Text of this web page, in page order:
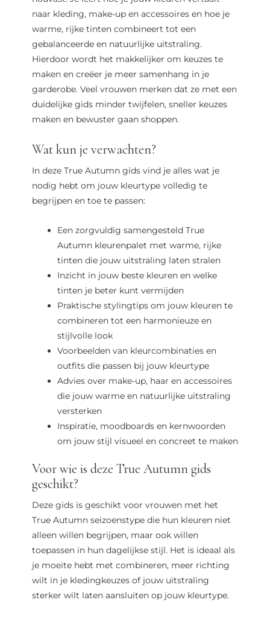
naar kleding, make-up en accessoires en hoe je
warme, rijke tinten combineert tot een
gebalanceerde en natuurlijke uitstraling.
Hierdoor wordt het makkelijker om keuzes te
maken en creëer je meer samenhang in je
garderobe. Veel vrouwen merken dat ze met een
duidelijke gids minder twijfelen, sneller keuzes
maken en bewuster gaan shoppen.
Wat kun je verwachten?
In deze True Autumn gids vind je alles wat je
nodig hebt om jouw kleurtype volledig te
begrijpen en toe te passen:
Een zorgvuldig samengesteld True
Autumn kleurenpalet met warme, rijke
tinten die jouw uitstraling laten stralen
Inzicht in jouw beste kleuren en welke
tinten je beter kunt vermijden
Praktische stylingtips om jouw kleuren te
combineren tot een harmonieuze en
stijlvolle look
Voorbeelden van kleurcombinaties en
outfits die passen bij jouw kleurtype
Advies over make-up, haar en accessoires
die jouw warme en natuurlijke uitstraling
versterken
Inspiratie, moodboards en kernwoorden
om jouw stijl visueel en concreet te maken
Voor wie is deze True Autumn gids
geschikt?
Deze gids is geschikt voor vrouwen met het
True Autumn seizoenstype die hun kleuren niet
alleen willen begrijpen, maar ook willen
toepassen in hun dagelijkse stijl. Het is ideaal als
je moeite hebt met combineren, meer richting
wilt in je kledingkeuzes of jouw uitstraling
sterker wilt laten aansluiten op jouw kleurtype.